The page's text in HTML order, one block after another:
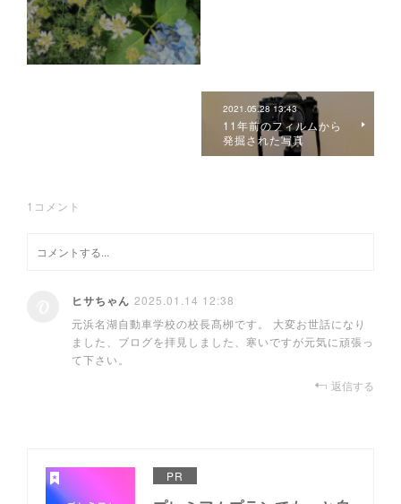
2021.05.28 13:43
11年前のフィルムから
発掘された写真
1 コメント
ヒサちゃん 2025.01.14 12:38
元浜名湖自動車学校の校長髙栁です。 大変お世話になり
ました、ブログを拝見しました、寒いですが元気に頑張っ
て下さい。
返信する
PR